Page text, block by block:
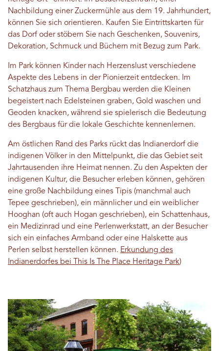
Nachbildung einer Zuckermühle aus dem 19. Jahrhundert,
können Sie sich orientieren. Kaufen Sie Eintrittskarten für
das Dorf oder stöbern Sie nach Geschenken, Souvenirs,
Dekoration, Schmuck und Büchern mit Bezug zum Park.
Im Park können Kinder nach Herzenslust verschiedene
Aspekte des Lebens in der Pionierzeit entdecken. Im
Schatzhaus zum Thema Bergbau werden die Kleinen
begeistert nach Edelsteinen graben, Gold waschen und
Geoden knacken, während sie spielerisch die Bedeutung
des Bergbaus für die lokale Geschichte kennenlernen.
Am östlichen Rand des Parks rückt das Indianerdorf die
indigenen Völker in den Mittelpunkt, die das Gebiet seit
Jahrtausenden ihre Heimat nennen. Zu den Aspekten der
indigenen Kultur, die Besucher erleben können, gehören
eine große Nachbildung eines Tipis (manchmal auch
Tepee geschrieben), ein männlicher und ein weiblicher
Hooghan (oft auch Hogan geschrieben), ein Schattenhaus,
ein Medizinrad und eine Perlenwerkstatt, an der Besucher
sich ein einfaches Armband oder eine Halskette aus
Perlen selbst herstellen können. Erkundung des
Indianerdorfes bei This Is The Place Heritage Park)